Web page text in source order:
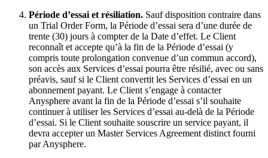
Période d’essai et résiliation. Sauf disposition contraire dans
un Trial Order Form, la Période d’essai sera d’une durée de
trente (30) jours à compter de la Date d’effet. Le Client
reconnaît et accepte qu’à la fin de la Période d’essai (y
compris toute prolongation convenue d’un commun accord),
son accès aux Services d’essai pourra être résilié, avec ou sans
préavis, sauf si le Client convertit les Services d’essai en un
abonnement payant. Le Client s’engage à contacter
Anysphere avant la fin de la Période d’essai s’il souhaite
continuer à utiliser les Services d’essai au-delà de la Période
d’essai. Si le Client souhaite souscrire un service payant, il
devra accepter un Master Services Agreement distinct fourni
par Anysphere.